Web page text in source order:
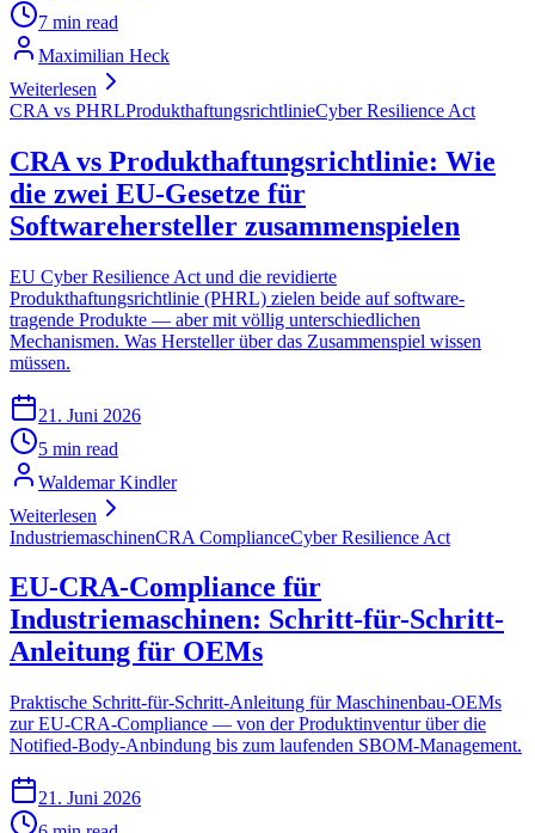
7 min read
Maximilian Heck
Weiterlesen
CRA vs PHRLProdukthaftungsrichtlinieCyber Resilience Act
CRA vs Produkthaftungsrichtlinie: Wie
die zwei EU-Gesetze für
Softwarehersteller zusammenspielen
EU Cyber Resilience Act und die revidierte
Produkthaftungsrichtlinie (PHRL) zielen beide auf software-
tragende Produkte — aber mit völlig unterschiedlichen
Mechanismen. Was Hersteller über das Zusammenspiel wissen
müssen.
21. Juni 2026
5 min read
Waldemar Kindler
Weiterlesen
IndustriemaschinenCRA ComplianceCyber Resilience Act
EU-CRA-Compliance für
Industriemaschinen: Schritt-für-Schritt-
Anleitung für OEMs
Praktische Schritt-für-Schritt-Anleitung für Maschinenbau-OEMs
zur EU-CRA-Compliance — von der Produktinventur über die
Notified-Body-Anbindung bis zum laufenden SBOM-Management.
21. Juni 2026